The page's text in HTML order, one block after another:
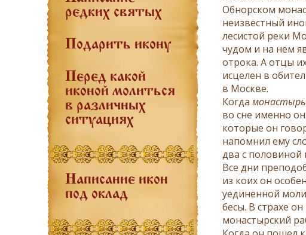
редких святых
Подарить икону
Перед какой
иконой молиться
в различных
ситуациях
Написание икон
под оклад
Обнорском
неизвестный
лесистой реки
чудом и на нем
отрока. А отцы
исцелен в
в Москве.
Когда
во сне именно
которые он
напомнил ему
два с половиной
Все дни
из коих он
уединенной
бесы. В страхе
монастырский